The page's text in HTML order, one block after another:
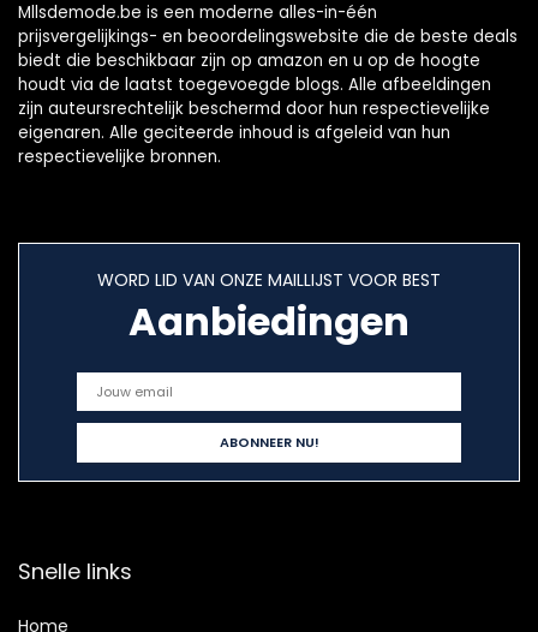
Mllsdemode.be is een moderne alles-in-één
prijsvergelijkings- en beoordelingswebsite die de beste deals
biedt die beschikbaar zijn op amazon en u op de hoogte
houdt via de laatst toegevoegde blogs. Alle afbeeldingen
zijn auteursrechtelijk beschermd door hun respectievelijke
eigenaren. Alle geciteerde inhoud is afgeleid van hun
respectievelijke bronnen.
WORD LID VAN ONZE MAILLIJST VOOR BEST
Aanbiedingen
Snelle links
Home